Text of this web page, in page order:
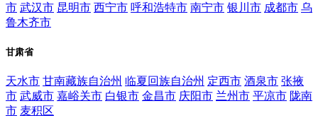
市 武汉市 昆明市 西宁市 呼和浩特市 南宁市 银川市 成都市 乌
鲁木齐市
甘肃省
天水市 甘南藏族自治州 临夏回族自治州 定西市 酒泉市 张掖
市 武威市 嘉峪关市 白银市 金昌市 庆阳市 兰州市 平凉市 陇南
市 麦积区